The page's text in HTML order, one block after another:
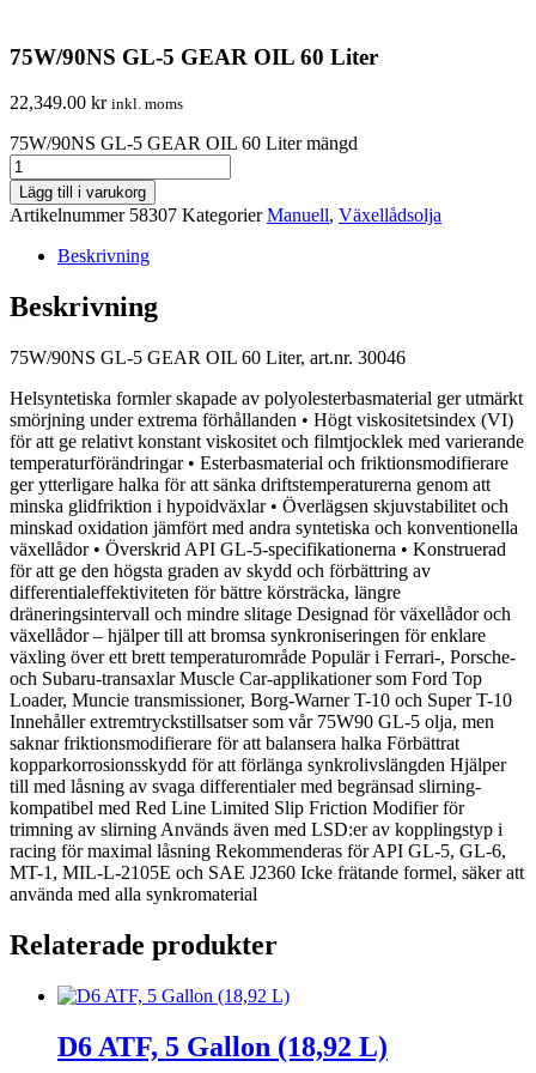
75W/90NS GL-5 GEAR OIL 60 Liter
22,349.00 kr inkl. moms
75W/90NS GL-5 GEAR OIL 60 Liter mängd
Lägg till i varukorg
Artikelnummer 58307 Kategorier Manuell, Växellådsolja
Beskrivning
Beskrivning
75W/90NS GL-5 GEAR OIL 60 Liter, art.nr. 30046
Helsyntetiska formler skapade av polyolesterbasmaterial ger utmärkt
smörjning under extrema förhållanden • Högt viskositetsindex (VI)
för att ge relativt konstant viskositet och filmtjocklek med varierande
temperaturförändringar • Esterbasmaterial och friktionsmodifierare
ger ytterligare halka för att sänka driftstemperaturerna genom att
minska glidfriktion i hypoidväxlar • Överlägsen skjuvstabilitet och
minskad oxidation jämfört med andra syntetiska och konventionella
växellådor • Överskrid API GL-5-specifikationerna • Konstruerad
för att ge den högsta graden av skydd och förbättring av
differentialeffektiviteten för bättre körsträcka, längre
dräneringsintervall och mindre slitage Designad för växellådor och
växellådor – hjälper till att bromsa synkroniseringen för enklare
växling över ett brett temperaturområde Populär i Ferrari-, Porsche-
och Subaru-transaxlar Muscle Car-applikationer som Ford Top
Loader, Muncie transmissioner, Borg-Warner T-10 och Super T-10
Innehåller extremtryckstillsatser som vår 75W90 GL-5 olja, men
saknar friktionsmodifierare för att balansera halka Förbättrat
kopparkorrosionsskydd för att förlänga synkrolivslängden Hjälper
till med låsning av svaga differentialer med begränsad slirning-
kompatibel med Red Line Limited Slip Friction Modifier för
trimning av slirning Används även med LSD:er av kopplingstyp i
racing för maximal låsning Rekommenderas för API GL-5, GL-6,
MT-1, MIL-L-2105E och SAE J2360 Icke frätande formel, säker att
använda med alla synkromaterial
Relaterade produkter
D6 ATF, 5 Gallon (18,92 L)